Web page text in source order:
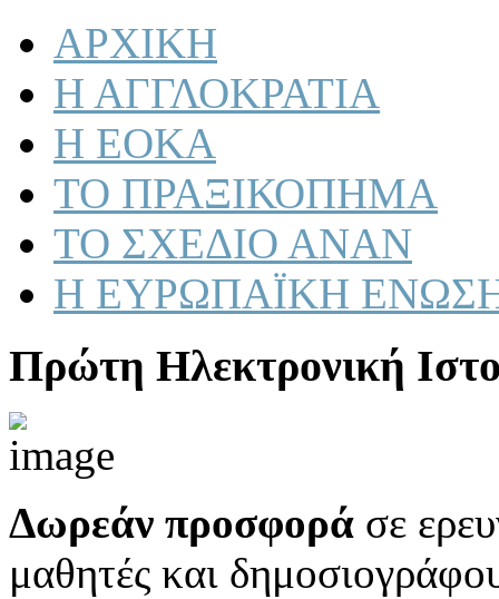
ΑΡΧΙΚΗ
Η ΑΓΓΛΟΚΡΑΤΙΑ
Η ΕΟΚΑ
ΤΟ ΠΡΑΞΙΚΟΠΗΜΑ
ΤΟ ΣΧΕΔΙΟ ΑΝΑΝ
Η ΕΥΡΩΠΑΪΚΗ
Πρώτη Ηλεκτρονική
Δωρεάν προσφορά σε
μαθητές και